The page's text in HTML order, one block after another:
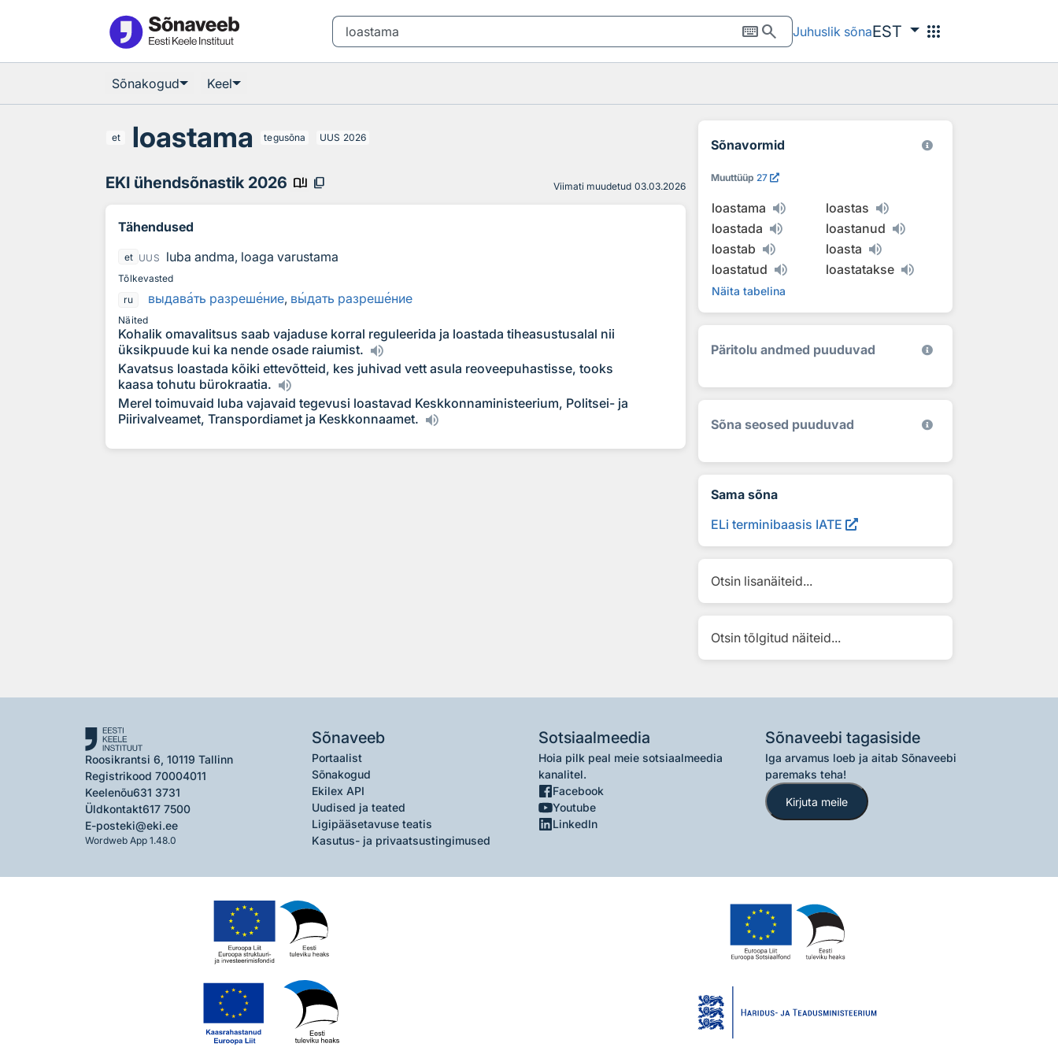
keyboardsearch Juhuslik sõnaEST apps
Sõnakogud Keel
et loastama tegusõna UUS 2026
EKI ühendsõnastik 2026 book_ribbon content_copy Viimati muudetud 03.03.2026
Tähendused
et UUS luba andma, loaga varustama
Tõlkevasted
ru
выдавать разрешение, выдать разрешение
Näited
Kohalik omavalitsus saab vajaduse korral reguleerida ja loastada tiheasustusalal nii
üksikpuude kui ka nende osade raiumist.
Kavatsus loastada kõiki ettevõtteid, kes juhivad vett asula reoveepuhastisse, tooks
kaasa tohutu bürokraatia.
Merel toimuvaid luba vajavaid tegevusi loastavad Keskkonnaministeerium, Politsei- ja
Piirivalveamet, Transpordiamet ja Keskkonnaamet.
Sõnavormid
Muuttüüp 27
loastama
loastas
loastada
loastanud
loastab
loasta
loastatud
loastatakse
Näita tabelina
Päritolu andmed puuduvad
Sõna seosed puuduvad
Sama sõna
ELi terminibaasis IATE
Otsin lisanäiteid...
Otsin tõlgitud näiteid...
Roosikrantsi 6, 10119 Tallinn
Registrikood 70004011
Keelenõu631 3731
Üldkontakt617 7500
E-posteki@eki.ee
Wordweb App 1.48.0
Sõnaveeb
Portaalist
Sõnakogud
Ekilex API
Uudised ja teated
Ligipääsetavuse teatis
Kasutus- ja privaatsustingimused
Sotsiaalmeedia
Hoia pilk peal meie sotsiaalmeedia
kanalitel.
Facebook
Youtube
LinkedIn
Sõnaveebi tagasiside
Iga arvamus loeb ja aitab Sõnaveebi
paremaks teha!
Kirjuta meile